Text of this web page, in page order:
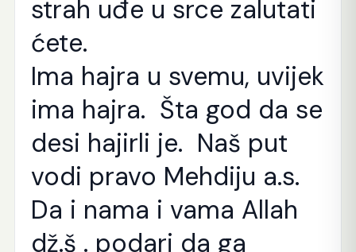
strah uđe u srce zalutati
ćete.
Ima hajra u svemu, uvijek
ima hajra. Šta god da se
desi hajirli je. Naš put
vodi pravo Mehdiju a.s.
Da i nama i vama Allah
dž.š . podari da ga